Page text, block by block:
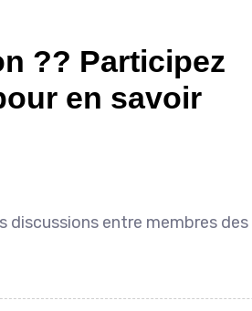
?? Participez
en savoir
discussions entre membres des